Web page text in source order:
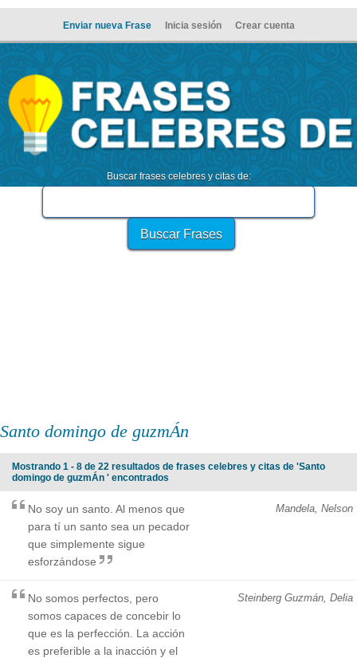
Enviar nueva Frase Inicia sesión Crear cuenta
Buscar frases celebres y citas de:
Santo domingo de guzmÁn
Mostrando 1 - 8 de 22 resultados de frases celebres y citas de 'Santo
domingo de guzmÁn ' encontrados
Mandela, Nelson
No soy un santo. Al menos que
para tí un santo sea un pecador
que simplemente sigue
esforzándose
Steinberg Guzmán, Delia
No somos perfectos, pero
somos capaces de concebir lo
que es la perfección. La acción
es preferible a la inacción y el